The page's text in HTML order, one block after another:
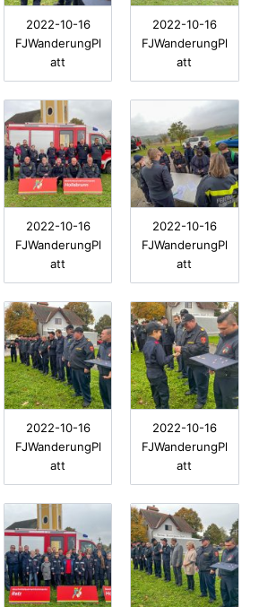
2022-10-16
FJWanderungPl
att
2022-10-16
FJWanderungPl
att
2022-10-16
FJWanderungPl
att
2022-10-16
FJWanderungPl
att
2022-10-16
FJWanderungPl
att
2022-10-16
FJWanderungPl
att